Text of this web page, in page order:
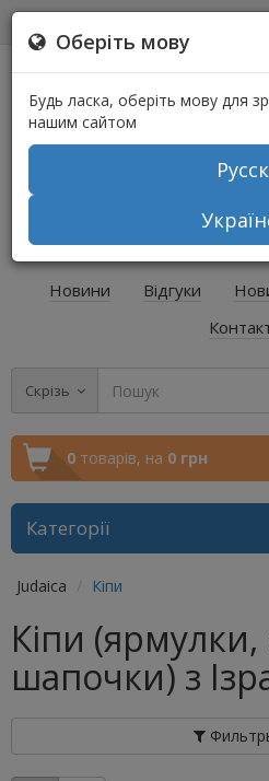
+38 (067)
+38 (073)
Новини Відгуки
Скрізь
0 товарів, на 0 грн
Категорії
Оберіть мову
Будь ласка, оберіть мову для
нашим сайтом
Judaica Кіпи
Кіпи
шапочки) з